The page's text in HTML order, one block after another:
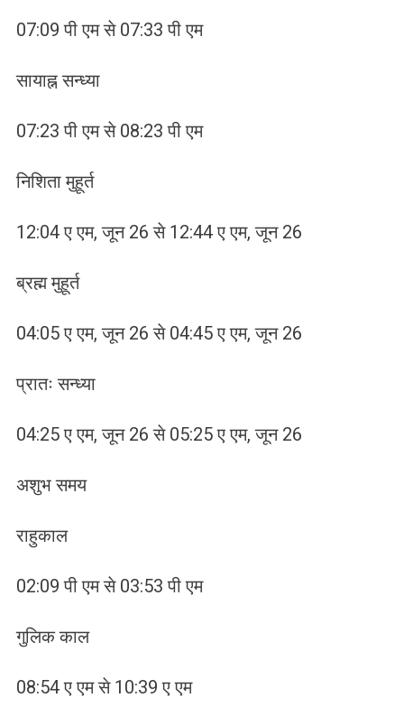
07:09 पी एम से 07:33 पी एम
सायाह्न सन्ध्या
07:23 पी एम से 08:23 पी एम
निशिता मुहूर्त
12:04 ए एम, जून 26 से 12:44 ए एम, जून 26
ब्रह्म मुहूर्त
04:05 ए एम, जून 26 से 04:45 ए एम, जून 26
प्रातः सन्ध्या
04:25 ए एम, जून 26 से 05:25 ए एम, जून 26
अशुभ समय
राहुकाल
02:09 पी एम से 03:53 पी एम
गुलिक काल
08:54 ए एम से 10:39 ए एम